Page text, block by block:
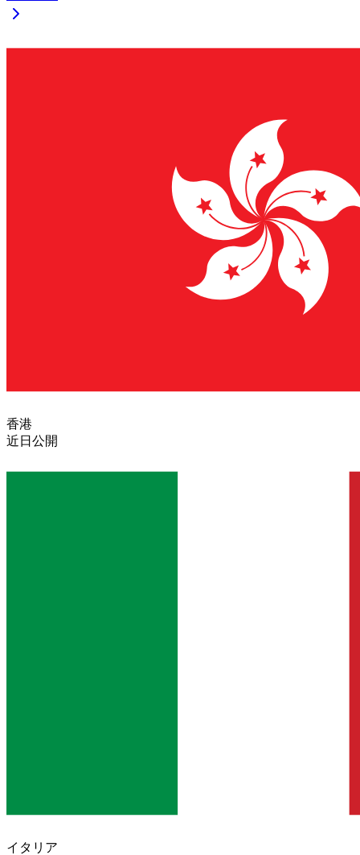
香港
近日公開
イタリア